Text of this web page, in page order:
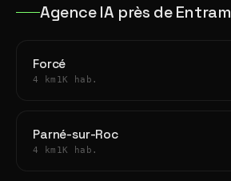
Agence IA près de
Forcé
4 km 1K hab.
Parné-sur-Roc
4 km 1K hab.